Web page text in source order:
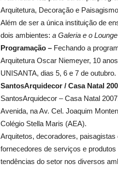
Arquitetura, Decoração e
Além de ser a única instituição de
dois ambientes: a Galeria e o
Programação – Fechando a
Arquitetura Oscar Niemeyer, 10
UNISANTA, dias 5, 6 e 7 de outubro.
SantosArquidecor / Casa Natal
SantosArquidecor – Casa Natal
Avenida, na Av. Cel. Joaquim
Colégio Stella Maris (AEA).
Arquitetos, decoradores,
fornecedores de serviços e
tendências do setor nos diversos